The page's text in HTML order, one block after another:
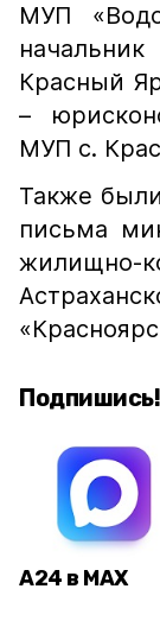
МУП
Красный
–
МУП с.
Также
письма
жилищно-
Подпишись!
А24 в MAX